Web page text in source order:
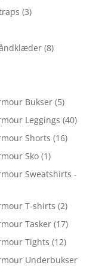
(3)
(8)
Bukser (5)
Leggings (40)
Shorts (16)
Sko (1)
Sweatshirts -
T-shirts (2)
Tasker (17)
Tights (12)
Underbukser